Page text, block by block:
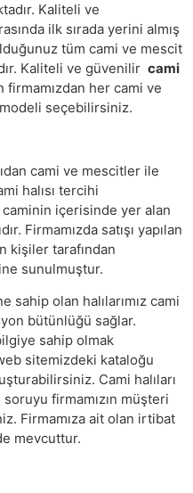
Kaliteli ve
ilk sırada yerini almış
tüm cami ve mescit
Kaliteli ve güvenilir cami
firmamızdan her cami ve
seçebilirsiniz.
cami ve mescitler ile
halısı tercihi
caminin içerisinde yer alan
Firmamızda satışı yapılan
kişiler tarafından
sunulmuştur.
sahip olan halılarımız cami
bütünlüğü sağlar.
sahip olmak
sitemizdeki kataloğu
Cami halıları
firmamızın müşteri
Firmamıza ait olan irtibat
mevcuttur.